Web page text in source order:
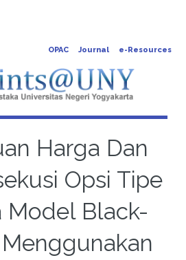
OPAC Journal e-Resources
Harga Dan
Opsi Tipe
Model Black-